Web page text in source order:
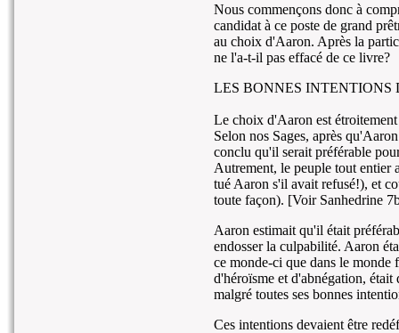
Nous commençons donc à
candidat à ce poste de grand
au choix d'Aaron. Après la
ne l'a-t-il pas effacé de ce livre?
LES BONNES INTENTIONS
Le choix d'Aaron est
Selon nos Sages, après
conclu qu'il serait préférable
Autrement, le peuple tout entier
tué Aaron s'il avait refusé!), et
toute façon). [Voir Sanhedrine
Aaron estimait qu'il était
endosser la culpabilité. Aaron
ce monde-ci que dans le
d'héroïsme et d'abnégation,
malgré toutes ses bonnes
Ces intentions devaient être